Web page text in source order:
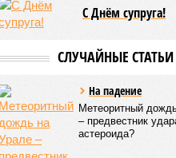
С Днём супруга!
СЛУЧАЙНЫЕ СТАТЬИ
На падение
Метеоритный
– предвестник
астероида?